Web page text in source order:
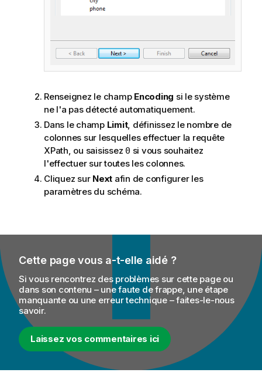
Renseignez le champ Encoding si le système
ne l'a pas détecté automatiquement.
Dans le champ Limit, définissez le nombre de
colonnes sur lesquelles effectuer la requête
XPath, ou saisissez 0 si vous souhaitez
l'effectuer sur toutes les colonnes.
Cliquez sur Next afin de configurer les
paramètres du schéma.
Cette page vous a-t-elle aidé ?
Si vous rencontrez des problèmes sur cette page ou
dans son contenu – une faute de frappe, une étape
manquante ou une erreur technique – faites-le-nous
savoir.
Laissez vos commentaires ici